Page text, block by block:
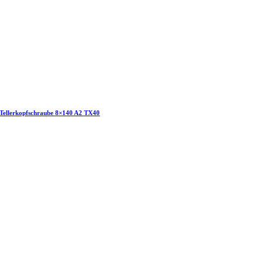
Tellerkopfschraube 8×140 A2 TX40